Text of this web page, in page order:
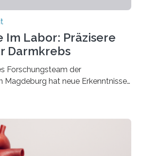
Im Labor: Präzisere
Darmkrebs
Forschungsteam der
Magdeburg hat neue Erkenntnisse
In ihrer aktuellen Studie,
Forschenden, dass Mini-Tumore
und Patienten –
– genutzt werden können, um